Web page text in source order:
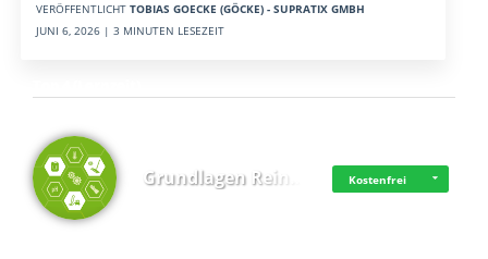
VERÖFFENTLICHT TOBIAS GOECKE (GÖCKE) - SUPRATIX GMBH
JUNI 6, 2026 | 3 MINUTEN LESEZEIT
Grundlagen Rein… Kostenfrei